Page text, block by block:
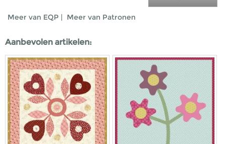
Meer van EQP | Meer van Patronen
Aanbevolen artikelen: